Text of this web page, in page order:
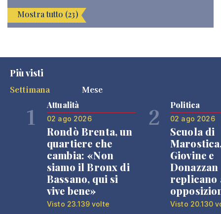
Mostra tutto (23)
Più visti
Settimana
Mese
1 Attualità
02 ago 2026
Rondò Brenta, un
quartiere che
cambia: «Non
siamo il Bronx di
Bassano, qui si
vive bene»
Visto 23.139 volte
2 Politica
02 ago 2026
Scuola di
Giovine e
Donazzan
replicano
Visto 20.130